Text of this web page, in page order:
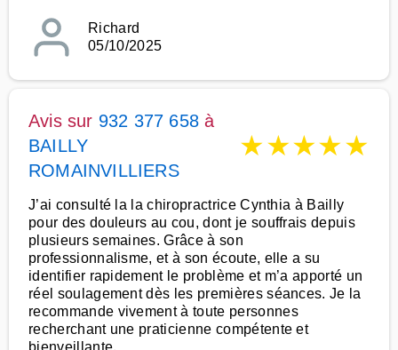
Richard
05/10/2025
Avis sur 932 377 658 à
BAILLY
ROMAINVILLIERS
★★★★★
J’ai consulté la la chiropractrice Cynthia à Bailly
pour des douleurs au cou, dont je souffrais depuis
plusieurs semaines. Grâce à son
professionnalisme, et à son écoute, elle a su
identifier rapidement le problème et m’a apporté un
réel soulagement dès les premières séances. Je la
recommande vivement à toute personnes
recherchant une praticienne compétente et
bienveillante.